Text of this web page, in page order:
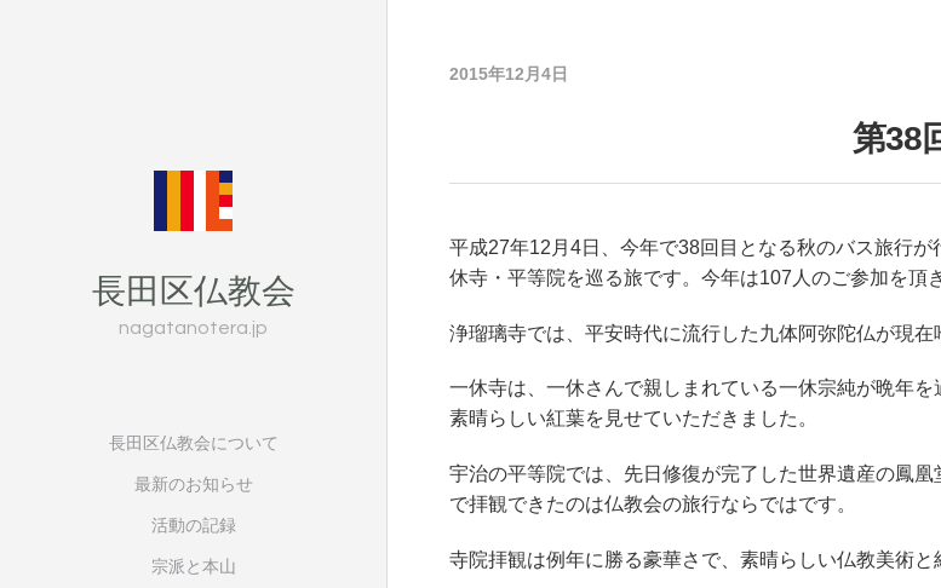
長田区仏教会
nagatanotera.jp
長田区仏教会について
最新のお知らせ
活動の記録
宗派と本山
2015年12月4日
第38
平成27年12月4日、今年で38回目となる秋のバス旅行
休寺・平等院を巡る旅です。今年は107人のご参加を頂
浄瑠璃寺では、平安時代に流行した九体阿弥陀仏が現
一休寺は、一休さんで親しまれている一休宗純が晩年
素晴らしい紅葉を見せていただきました。
宇治の平等院では、先日修復が完了した世界遺産の鳳
で拝観できたのは仏教会の旅行ならではです。
寺院拝観は例年に勝る豪華さで、素晴らしい仏教美術